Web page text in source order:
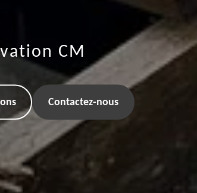
CM
Contactez-nous